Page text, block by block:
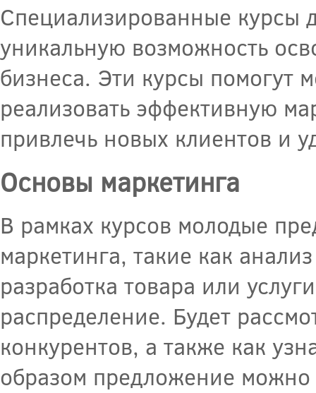
Специализированные курсы
уникальную возможность
бизнеса. Эти курсы помогут
реализовать эффективную
привлечь новых клиентов и
Основы маркетинга
В рамках курсов молодые
маркетинга, такие как
разработка товара или
распределение. Будет
конкурентов, а также как
образом предложение можно